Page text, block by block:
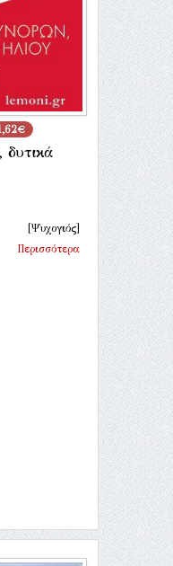
δυτικά
[Ψυχογιός]
Περισσότερα